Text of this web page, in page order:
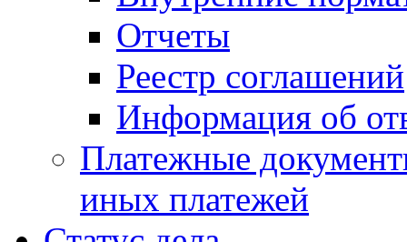
Отчеты
Реестр соглашений
Информация об
Платежные
иных платежей